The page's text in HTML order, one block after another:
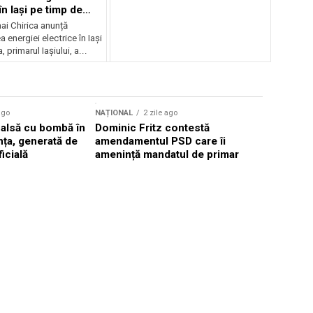
Iași pe timp de
Chirica anunță
energiei electrice în Iași
primarul Iașiului, a...
cu bombă în
generată de
NAȚIONAL 2 zile ago
Dominic Fritz contestă
amendamentul PSD care îi
amenință mandatul de primar